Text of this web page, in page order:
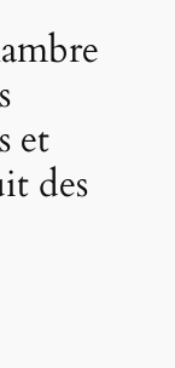
et
des